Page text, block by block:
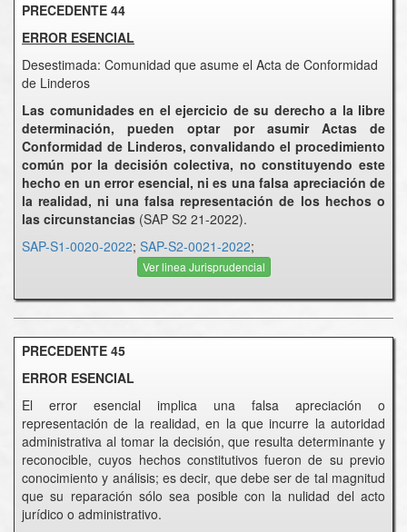
PRECEDENTE 44
ERROR ESENCIAL
Desestimada: Comunidad que asume el Acta de Conformidad
de Linderos
Las comunidades en el ejercicio de su derecho a la libre
determinación, pueden optar por asumir Actas de
Conformidad de Linderos, convalidando el procedimiento
común por la decisión colectiva, no constituyendo este
hecho en un error esencial, ni es una falsa apreciación de
la realidad, ni una falsa representación de los hechos o
las circunstancias (SAP S2 21-2022).
SAP-S1-0020-2022; SAP-S2-0021-2022;
Ver linea Jurisprudencial
PRECEDENTE 45
ERROR ESENCIAL
El error esencial implica una falsa apreciación o
representación de la realidad, en la que incurre la autoridad
administrativa al tomar la decisión, que resulta determinante y
reconocible, cuyos hechos constitutivos fueron de su previo
conocimiento y análisis; es decir, que debe ser de tal magnitud
que su reparación sólo sea posible con la nulidad del acto
jurídico o administrativo.